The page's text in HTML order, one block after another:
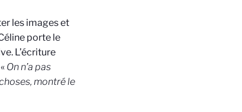
les images et
porte le
L’écriture
On n’a pas
montré le